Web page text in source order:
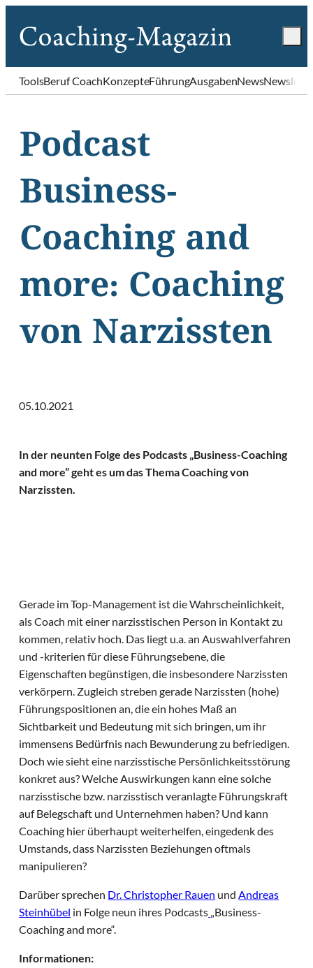
ToolsBeruf CoachKonzepteFührungAusgabenNews
Podcast
Business-
Coaching and
more: Coaching
von Narzissten
05.10.2021
In der neunten Folge des Podcasts „Business-Coaching
and more” geht es um das Thema Coaching von
Narzissten.
Gerade im Top-Management ist die Wahrscheinlichkeit,
als Coach mit einer narzisstischen Person in Kontakt zu
kommen, relativ hoch. Das liegt u.a. an Auswahlverfahren
und -kriterien für diese Führungsebene, die
Eigenschaften begünstigen, die insbesondere Narzissten
verkörpern. Zugleich streben gerade Narzissten (hohe)
Führungspositionen an, die ein hohes Maß an
Sichtbarkeit und Bedeutung mit sich bringen, um ihr
immensens Bedürfnis nach Bewunderung zu befriedigen.
Doch wie sieht eine narzisstische Persönlichkeitsstörung
konkret aus? Welche Auswirkungen kann eine solche
narzisstische bzw. narzisstisch veranlagte Führungskraft
auf Belegschaft und Unternehmen haben? Und kann
Coaching hier überhaupt weiterhelfen, eingedenk des
Umstands, dass Narzissten Beziehungen oftmals
manipulieren?
Darüber sprechen Dr. Christopher Rauen undAndreas
Steinhübel in Folge neun ihres Podcasts „Business-
Coaching and more“.
Informationen: